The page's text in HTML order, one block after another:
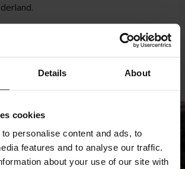
Details About
cookies
personalise content and ads, to
features and to analyse our traffic.
about your use of our site with
TOPS
ARENA